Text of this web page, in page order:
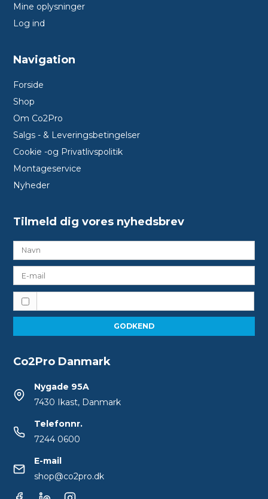
Mine oplysninger
Log ind
Navigation
Forside
Shop
Om Co2Pro
Salgs - & Leveringsbetingelser
Cookie -og Privatlivspolitik
Montageservice
Nyheder
Tilmeld dig vores nyhedsbrev
GODKEND
Co2Pro Danmark
Nygade 95A
7430 Ikast, Danmark
Telefonnr.
7244 0600
E-mail
shop@co2pro.dk